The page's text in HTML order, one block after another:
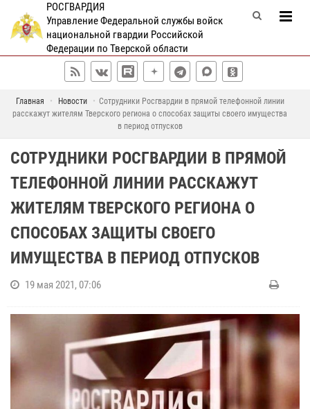
РОСГВАРДИЯ
Управление Федеральной службы войск
национальной гвардии Российской
Федерации по Тверской области
Главная Новости
Сотрудники Росгвардии в прямой телефонной линии
расскажут жителям Тверского региона о способах защиты своего имущества
в период отпусков
СОТРУДНИКИ РОСГВАРДИИ В ПРЯМОЙ
ТЕЛЕФОННОЙ ЛИНИИ РАССКАЖУТ
ЖИТЕЛЯМ ТВЕРСКОГО РЕГИОНА О
СПОСОБАХ ЗАЩИТЫ СВОЕГО
ИМУЩЕСТВА В ПЕРИОД ОТПУСКОВ
19 мая 2021, 07:06